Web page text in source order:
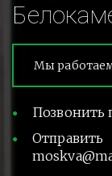
Мы работаем
Позвонить